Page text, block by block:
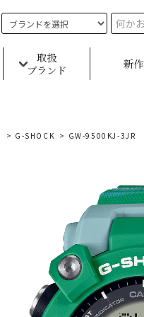
取扱
ブランド
新作
> G-SHOCK > GW-9500KJ-3JR